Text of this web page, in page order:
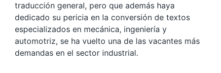
traducción general, pero que además haya
dedicado su pericia en la conversión de textos
especializados en mecánica, ingeniería y
automotriz, se ha vuelto una de las vacantes más
demandas en el sector industrial.